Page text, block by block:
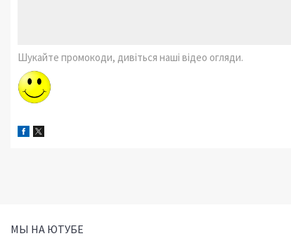
Шукайте промокоди, дивіться наші відео огляди.
МЫ НА ЮТУБЕ